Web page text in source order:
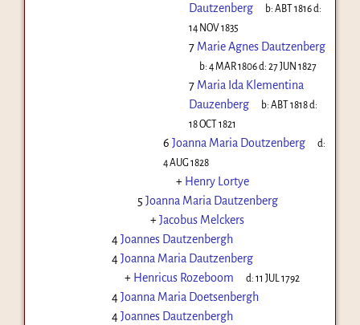
Dautzenberg
b:ABT 1816d:
14 NOV 1835
7 Marie Agnes Dautzenberg
b:4 MAR 1806d:27 JUN 1827
7 Maria Ida Klementina
Dauzenberg
b:ABT 1818d:
18 OCT 1821
6 Joanna Maria Doutzenberg
d:
4 AUG 1828
+ Henry Lortye
5 Joanna Maria Dautzenberg
+Jacobus Melckers
4Joannes Dautzenbergh
4Joanna Maria Dautzenberg
+ Henricus Rozeboom d:11 JUL 1792
4Joanna Maria Doetsenbergh
4Joannes Dautzenbergh